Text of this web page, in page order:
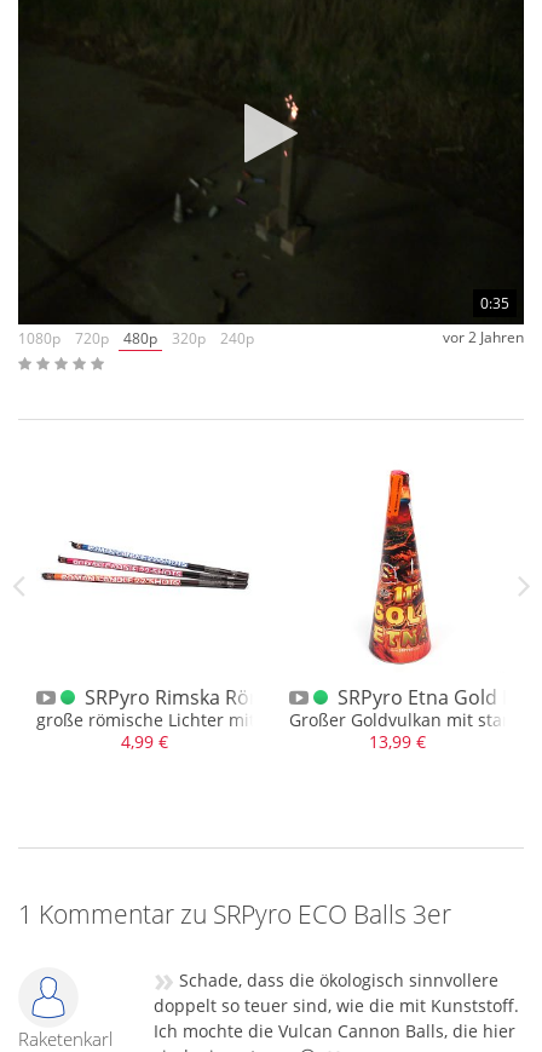
0:35
1080p
720p 480p 320p 240p vor 2 Jahren
111 Verbund
in Gold, Goldblinker, Brokat
SRPyro Rimska Römisches Lichter Sortiment 3er
große römische Lichter mit vers. Effekten
4,99 €
SRPyro Etna Gold
Großer Goldvulkan mit
13,99 €
1 Kommentar zu SRPyro ECO Balls 3er
Raketenkarl
» Schade, dass die ökologisch sinnvollere
doppelt so teuer sind, wie die mit Kunststoff.
Ich mochte die Vulcan Cannon Balls, die hier